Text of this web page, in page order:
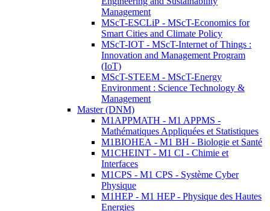
Management
MScT-ESCLiP - MScT-Economics for
Smart Cities and Climate Policy
MScT-IOT - MScT-Internet of Things :
Innovation and Management Program
(IoT)
MScT-STEEM - MScT-Energy
Environment : Science Technology &
Management
Master (DNM)
M1APPMATH - M1 APPMS -
Mathématiques Appliquées et Statistiques
M1BIOHEA - M1 BH - Biologie et Santé
M1CHEINT - M1 CI - Chimie et
Interfaces
M1CPS - M1 CPS - Système Cyber
Physique
M1HEP - M1 HEP - Physique des Hautes
Energies